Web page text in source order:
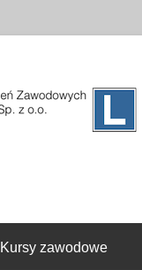
Kursy zawodowe